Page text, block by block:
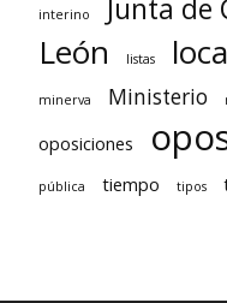
interino Junta de
León listas
minerva Ministerio
oposiciones
pública tiempo tipos